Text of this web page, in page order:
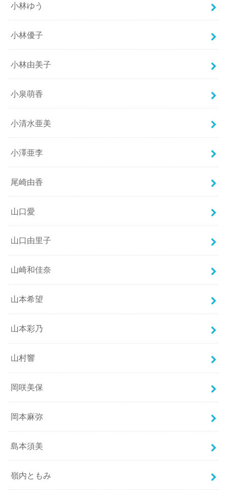
小林ゆう
小林優子
小林由美子
小泉萌香
小清水亜美
小澤亜李
尾崎由香
山口愛
山口由里子
山崎和佳奈
山本希望
山本彩乃
山村響
岡咲美保
岡本麻弥
島本須美
嶺内ともみ